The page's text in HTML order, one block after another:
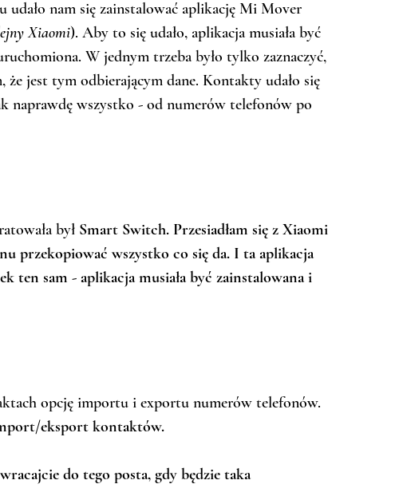
udało nam się zainstalować aplikację Mi Mover
Xiaomi). Aby to się udało, aplikacja musiała być
W jednym trzeba było tylko zaznaczyć,
że jest tym odbierającym dane. Kontakty udało się
naprawdę wszystko - od numerów telefonów po
był Smart Switch. Przesiadłam się z Xiaomi
przekopiować wszystko co się da. I ta aplikacja
ten sam - aplikacja musiała być zainstalowana i
opcję importu i exportu numerów telefonów.
eksport kontaktów.
do tego posta, gdy będzie taka